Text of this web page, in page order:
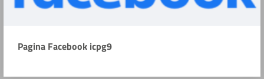
Pagina Facebook icpg9